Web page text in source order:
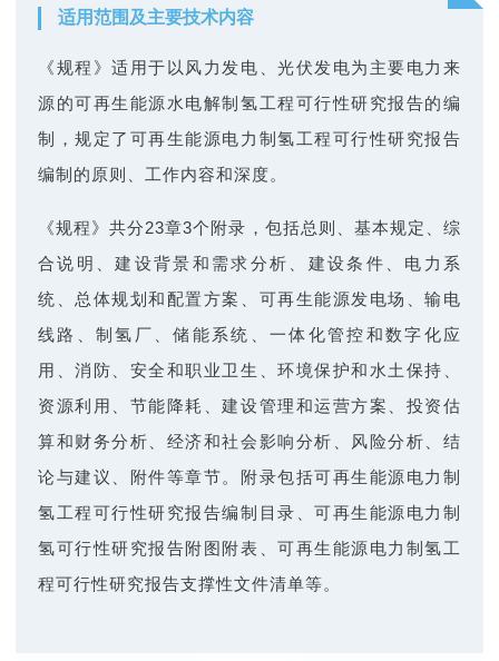
合
作
科
及
会
适用范围及主要技术内容
《规程》适用于以风力发电、光伏发电为主要电力来
源的可再生能源水电解制氢工程可行性研究报告的编
制，规定了可再生能源电力制氢工程可行性研究报告
编制的原则、工作内容和深度。
《规程》共分23章3个附录，包括总则、基本规定、综
合说明、建设背景和需求分析、建设条件、电力系
统、总体规划和配置方案、可再生能源发电场、输电
线路、制氢厂、储能系统、一体化管控和数字化应
用、消防、安全和职业卫生、环境保护和水土保持、
资源利用、节能降耗、建设管理和运营方案、投资估
算和财务分析、经济和社会影响分析、风险分析、结
论与建议、附件等章节。附录包括可再生能源电力制
氢工程可行性研究报告编制目录、可再生能源电力制
氢可行性研究报告附图附表、可再生能源电力制氢工
程可行性研究报告支撑性文件清单等。